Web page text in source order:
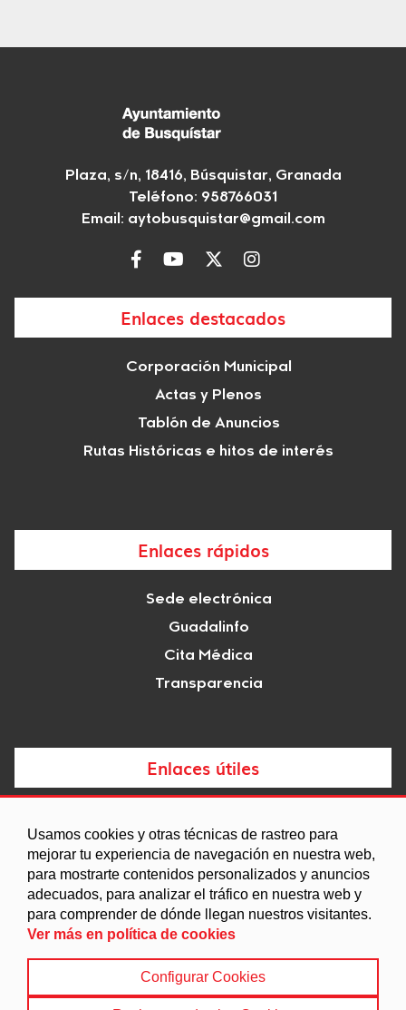
Usamos cookies y otras técnicas de rastreo para
mejorar tu experiencia de navegación en nuestra web,
para mostrarte contenidos personalizados y anuncios
adecuados, para analizar el tráfico en nuestra web y
para comprender de dónde llegan nuestros visitantes.
Ver más en política de cookies
Configurar Cookies
Plaza, s/n, 18416, Búsquistar, Granada
Teléfono: 958766031
Email: aytobusquistar@gmail.com
Enlaces destacados
Corporación Municipal
Actas y Plenos
Tablón de Anuncios
Rutas Históricas e hitos de interés
Enlaces rápidos
Sede electrónica
Guadalinfo
Cita Médica
Transparencia
Enlaces útiles
Agenda
Ordenanzas
Entidades y asociaciones
Política de Cookies